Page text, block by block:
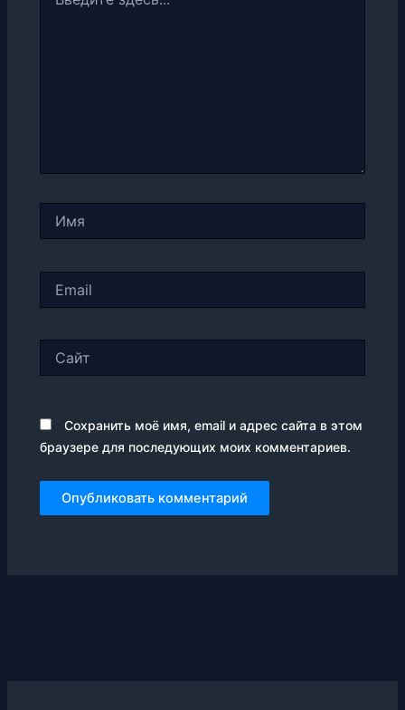
Сохранить моё имя, email и адрес сайта в этом
браузере для последующих моих комментариев.